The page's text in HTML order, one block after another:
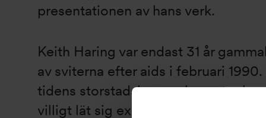
presentationen av hans verk.
Keith Haring var endast 31 år
av sviterna efter aids i februari
tidens storstadsbarn och en stor
villigt lät sig exploateras. Han deltog